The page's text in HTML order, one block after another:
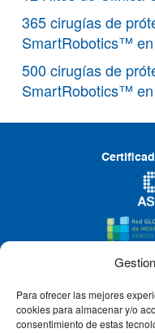
Para ofrecer las mejores
cookies para almacenar y/o
consentimiento de estas
365 cirugías de
SmartRobotics™
500 cirugías de
SmartRobotics™
CLÍNICA CEMTRO